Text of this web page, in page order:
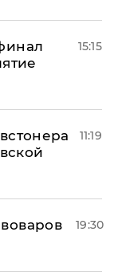
15:15
11:19
19:30